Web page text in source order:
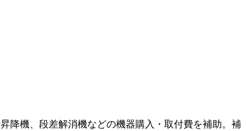
降機、段差解消機などの機器購入・取付費を補助。補